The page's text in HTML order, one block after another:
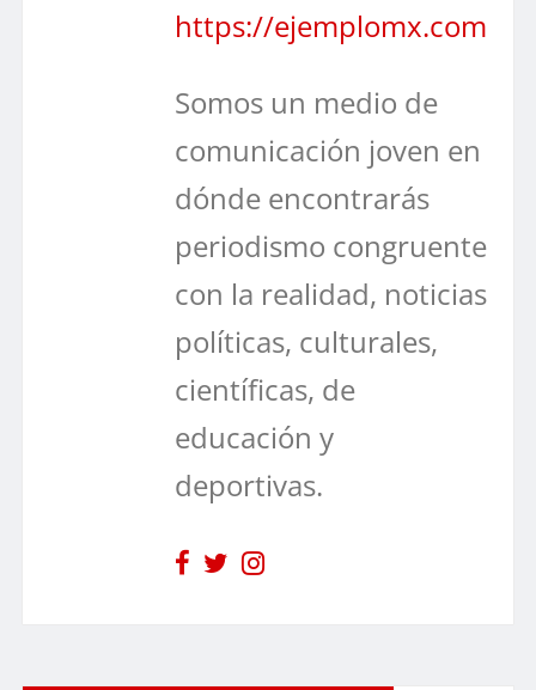
https://ejemplomx.com
Somos un medio de
comunicación joven en
dónde encontrarás
periodismo congruente
con la realidad, noticias
políticas, culturales,
científicas, de
educación y
deportivas.